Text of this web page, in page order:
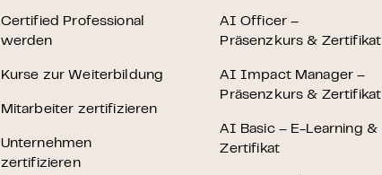
Certified Professional
werden
Kurse zur Weiterbildung
Mitarbeiter zertifizieren
Unternehmen
zertifizieren
AI Officer –
Präsenzkurs & Zertifikat
AI Impact Manager –
Präsenzkurs & Zertifikat
AI Basic – E-Learning &
Zertifikat